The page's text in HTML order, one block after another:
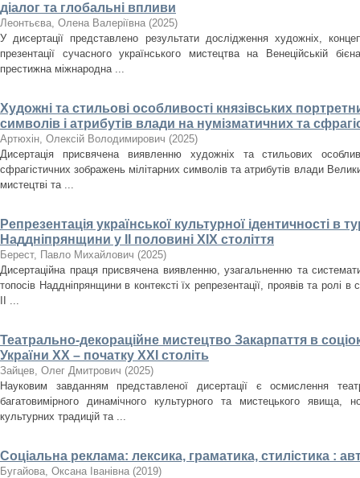
діалог та глобальні впливи
Леонтьєва, Олена Валеріївна (2025)
У дисертації представлено результати дослідження художніх,
презентації сучасного українського мистецтва на Венеційській
престижна міжнародна ...
Художні та стильові особливості князівських
символів і атрибутів влади на нумізматичних та
Артюхін, Олексій Володимирович (2025)
Дисертація присвячена виявленню художніх та стильових
сфрагістичних зображень мілітарних символів та атрибутів влади
мистецтві та ...
Репрезентація української культурної ідентичності в
Наддніпрянщини у ІІ половині XIX століття
Берест, Павло Михайлович (2025)
Дисертаційна праця присвячена виявленню, узагальненню та
топосів Наддніпрянщини в контексті їх репрезентації, проявів та ролі в
ІІ ...
Театрально-декораційне мистецтво Закарпаття в
України ХХ – початку ХХІ століть
Зайцев, Олег Дмитрович (2025)
Науковим завданням представленої дисертації є осмислення
багатовимірного динамічного культурного та мистецького явища,
культурних традицій та ...
Соціальна реклама: лексика, граматика, стилістика :
Бугайова, Оксана Іванівна (2019)